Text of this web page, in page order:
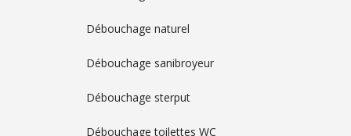
Débouchage naturel
Débouchage sanibroyeur
Débouchage sterput
Débouchage toilettes WC